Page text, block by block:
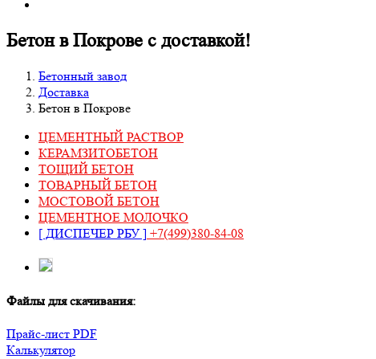
Бетон в Покрове с доставкой!
Бетонный завод
Доставка
Бетон в Покрове
ЦЕМЕНТНЫЙ РАСТВОР
КЕРАМЗИТОБЕТОН
ТОЩИЙ БЕТОН
ТОВАРНЫЙ БЕТОН
МОСТОВОЙ БЕТОН
ЦЕМЕНТНОЕ МОЛОЧКО
[ ДИСПЕЧЕР РБУ ] +7(499)380-84-08
Файлы для скачивания:
Прайс-лист PDF
Калькулятор